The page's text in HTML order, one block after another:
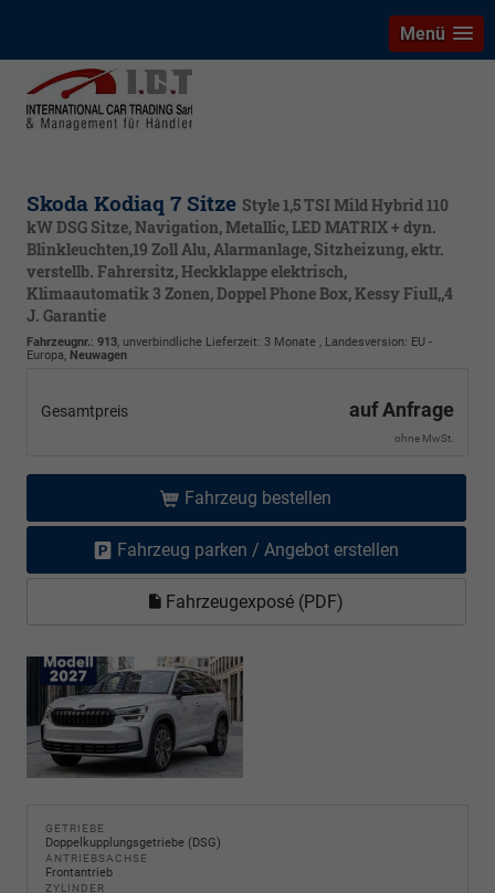
Menü
Skoda Kodiaq 7 Sitze Style 1,5 TSI Mild Hybrid 110
kW DSG Sitze, Navigation, Metallic, LED MATRIX + dyn.
Blinkleuchten,19 Zoll Alu, Alarmanlage, Sitzheizung, ektr.
verstellb. Fahrersitz, Heckklappe elektrisch,
Klimaautomatik 3 Zonen, Doppel Phone Box, Kessy Fiull,,4
J. Garantie
Fahrzeugnr.: 913, unverbindliche Lieferzeit: 3 Monate , Landesversion: EU -
Europa, Neuwagen
Gesamtpreis auf Anfrage
ohne MwSt.
Fahrzeug bestellen
Fahrzeug parken / Angebot erstellen
Fahrzeugexposé (PDF)
GETRIEBE
Doppelkupplungsgetriebe (DSG)
ANTRIEBSACHSE
Frontantrieb
ZYLINDER